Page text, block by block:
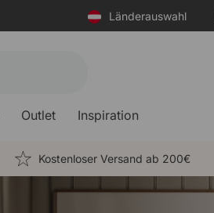
Länderauswahl
Outlet Inspiration
Kostenloser Versand ab 200€